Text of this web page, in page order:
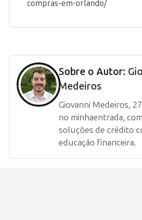
compras-em-orlando/
Sobre o Autor:
Medeiros
Giovanni Medeiros,
no minhaentrada,
soluções de crédito
educação financeira.